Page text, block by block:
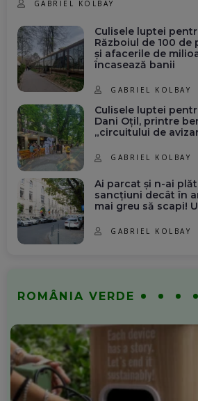
GABRIEL KOLBAY
Culisele luptei
Războiul de 100 de
și afacerile de
încasează banii
GABRIEL KOLBAY
Culisele luptei
Dani Oțil, printre
„circuitului de
GABRIEL KOLBAY
Ai parcat și n-ai
sancțiuni decât în
mai greu să scapi!
GABRIEL KOLBAY
ROMÂNIA VERDE